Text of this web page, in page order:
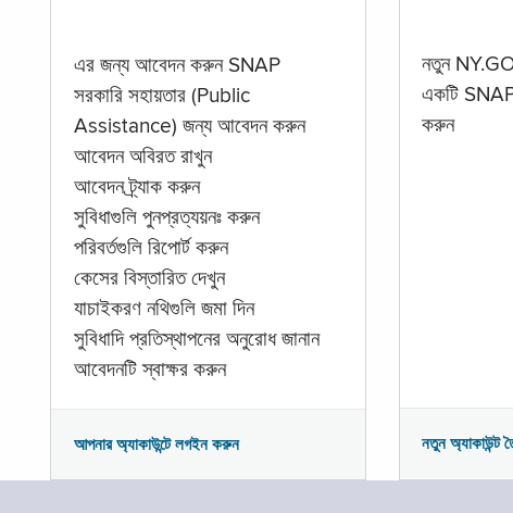
এর জন্য আবেদন করুন SNAP
সরকারি সহায়তার (Public
Assistance) জন্য আবেদন করুন
আবেদন অবিরত রাখুন
আবেদন ট্র্যাক করুন
সুবিধাগুলি পুনপ্রত্যয়নঃ করুন
পরিবর্তগুলি রিপোর্ট করুন
কেসের বিস্তারিত দেখুন
যাচাইকরণ নথিগুলি জমা দিন
সুবিধাদি প্রতিস্থাপনের অনুরোধ জানান
আবেদনটি স্বাক্ষর করুন
আপনার অ্যাকাউন্টে লগইন করুন
নতুন
একটি SNAP
করুন
নতুন অ্যাকাউন্ট